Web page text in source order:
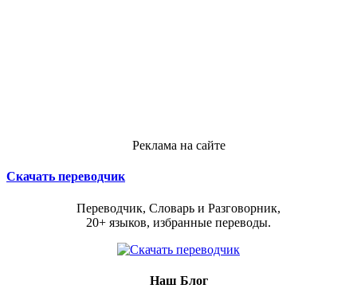
Реклама на сайте
Скачать переводчик
Переводчик, Словарь и Разговорник,
20+ языков, избранные переводы.
Наш Блог